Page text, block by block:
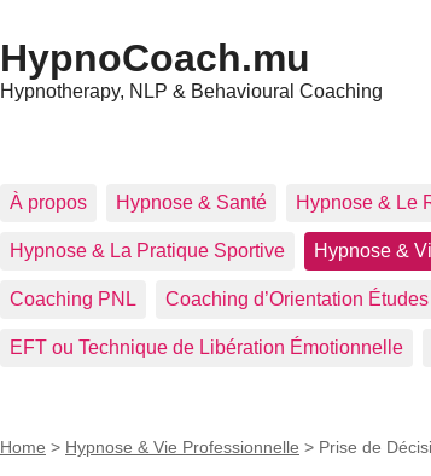
HypnoCoach.mu
Hypnotherapy, NLP & Behavioural Coaching
À propos Hypnose & Santé Hypnose & Le
Hypnose & La Pratique Sportive Hypnose &
Coaching PNL Coaching d’Orientation
EFT ou Technique de Libération Émotionnelle
Home > Hypnose & Vie Professionnelle > Prise de